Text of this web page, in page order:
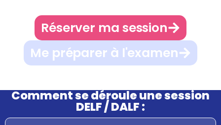
Réserver ma session
Me préparer à l'examen
Comment se déroule une session
DELF / DALF :